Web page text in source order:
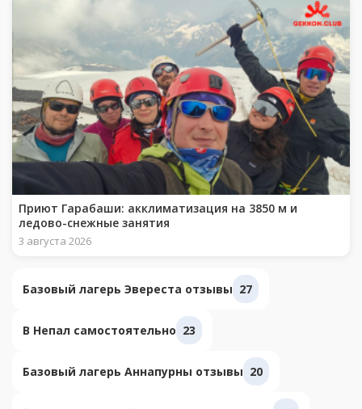
Приют Гарабаши: акклиматизация на 3850 м и
ледово-снежные занятия
3 августа 2026
Базовый лагерь Эвереста отзывы 27
В Непал самостоятельно 23
Базовый лагерь Аннапурны отзывы 20